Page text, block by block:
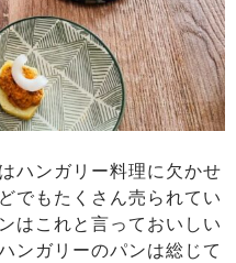
ハンガリー料理に欠かせ
でもたくさん売られてい
はこれと言っておいしい
ンガリーのパンは総じて